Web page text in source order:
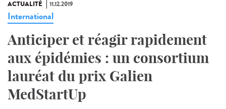
ACTUALITÉ 11.12.2019
International
Anticiper et réagir rapidement
aux épidémies : un consortium
lauréat du prix Galien
MedStartUp